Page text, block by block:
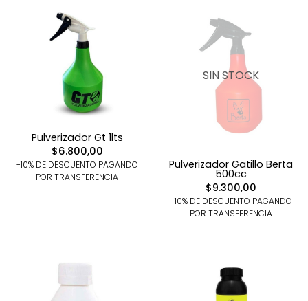
Pulverizador Gt 1lts
$6.800,00
-10% DE DESCUENTO PAGANDO
POR TRANSFERENCIA
SIN STOCK
Pulverizador Gatillo Berta
500cc
$9.300,00
-10% DE DESCUENTO PAGANDO
POR TRANSFERENCIA